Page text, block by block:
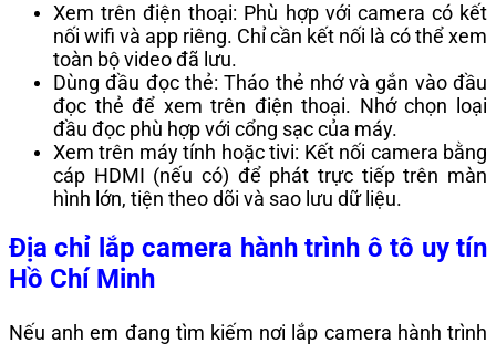
Xem trên điện thoại: Phù hợp với camera có kết
nối wifi và app riêng. Chỉ cần kết nối là có thể xem
toàn bộ video đã lưu.
Dùng đầu đọc thẻ: Tháo thẻ nhớ và gắn vào đầu
đọc thẻ để xem trên điện thoại. Nhớ chọn loại
đầu đọc phù hợp với cổng sạc của máy.
Xem trên máy tính hoặc tivi: Kết nối camera bằng
cáp HDMI (nếu có) để phát trực tiếp trên màn
hình lớn, tiện theo dõi và sao lưu dữ liệu.
Địa chỉ lắp camera hành trình ô tô uy tín
Hồ Chí Minh
Nếu anh em đang tìm kiếm nơi lắp camera hành trình